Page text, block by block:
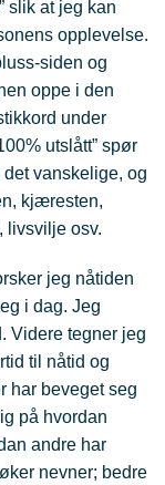
slik at jeg kan
opplevelse.
siden og
oppe i den
under
utslått” spør
vanskelige, og
kjæresten,
livsvilje osv.
jeg nåtiden
i dag. Jeg
Videre tegner jeg
til nåtid og
har beveget seg
på hvordan
andre har
nevner; bedre